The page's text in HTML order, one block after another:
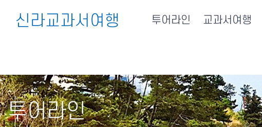
신라교과서여행 투어라인 교과서여행
투어라인